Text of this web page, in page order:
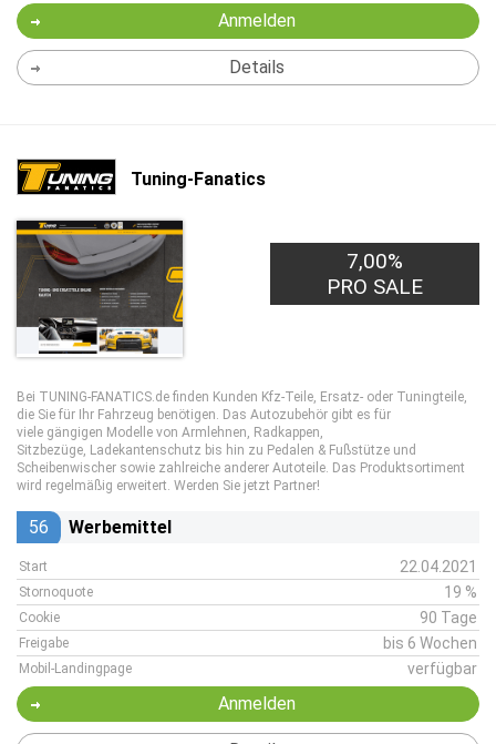
Anmelden
Details
Tuning-Fanatics
7,00%
PRO SALE
Bei TUNING-FANATICS.de finden Kunden Kfz-Teile, Ersatz- oder Tuningteile,
die Sie für Ihr Fahrzeug benötigen. Das Autozubehör gibt es für
viele gängigen Modelle von Armlehnen, Radkappen,
Sitzbezüge, Ladekantenschutz bis hin zu Pedalen & Fußstütze und
Scheibenwischer sowie zahlreiche anderer Autoteile. Das Produktsortiment
wird regelmäßig erweitert. Werden Sie jetzt Partner!
56 Werbemittel
Start 22.04.2021
Stornoquote 19 %
Cookie 90 Tage
Freigabe bis 6 Wochen
Mobil-Landingpage verfügbar
Anmelden